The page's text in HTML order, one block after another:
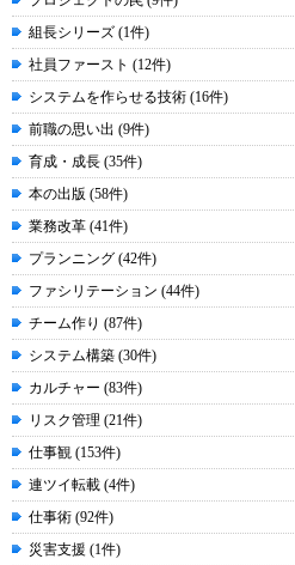
組長シリーズ (1件)
社員ファースト (12件)
システムを作らせる技術 (16件)
前職の思い出 (9件)
育成・成長 (35件)
本の出版 (58件)
業務改革 (41件)
プランニング (42件)
ファシリテーション (44件)
チーム作り (87件)
システム構築 (30件)
カルチャー (83件)
リスク管理 (21件)
仕事観 (153件)
連ツイ転載 (4件)
仕事術 (92件)
災害支援 (1件)